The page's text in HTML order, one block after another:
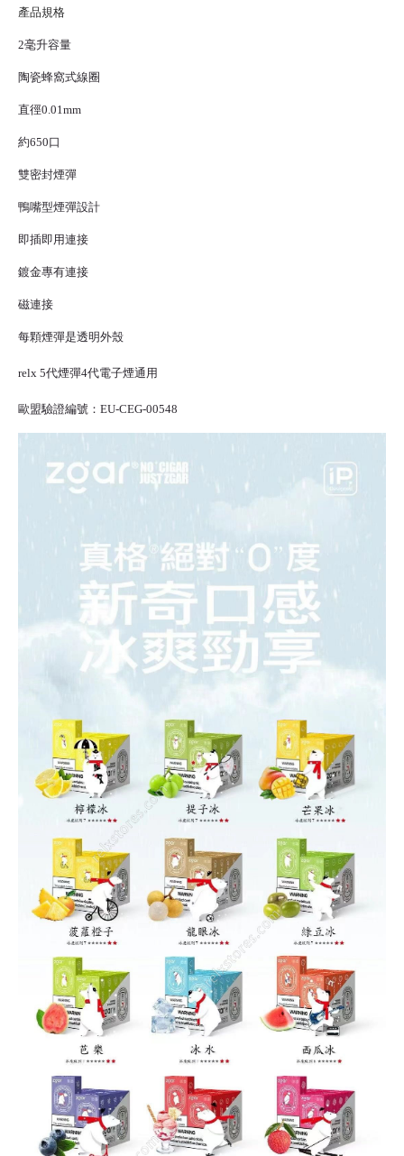
產品規格
2毫升容量
陶瓷蜂窩式線圈
直徑0.01mm
約650口
雙密封煙彈
鴨嘴型煙彈設計
即插即用連接
鍍金專有連接
磁連接
每顆煙彈是透明外殼
relx 5代煙彈4代電子煙通用
歐盟驗證編號：EU-CEG-00548